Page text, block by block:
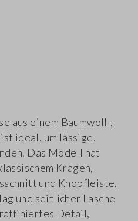
aus einem Baumwoll-,
ideal, um lässige,
Das Modell hat
Kragen,
und Knopfleiste.
und seitlicher Lasche
Detail,